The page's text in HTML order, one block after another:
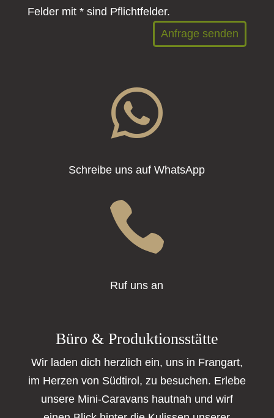
Felder mit * sind Pflichtfelder.

Schreibe uns auf WhatsApp

Ruf uns an
Büro & Produktionsstätte
Wir laden dich herzlich ein, uns in Frangart,
im Herzen von Südtirol, zu besuchen. Erlebe
unsere Mini-Caravans hautnah und wirf